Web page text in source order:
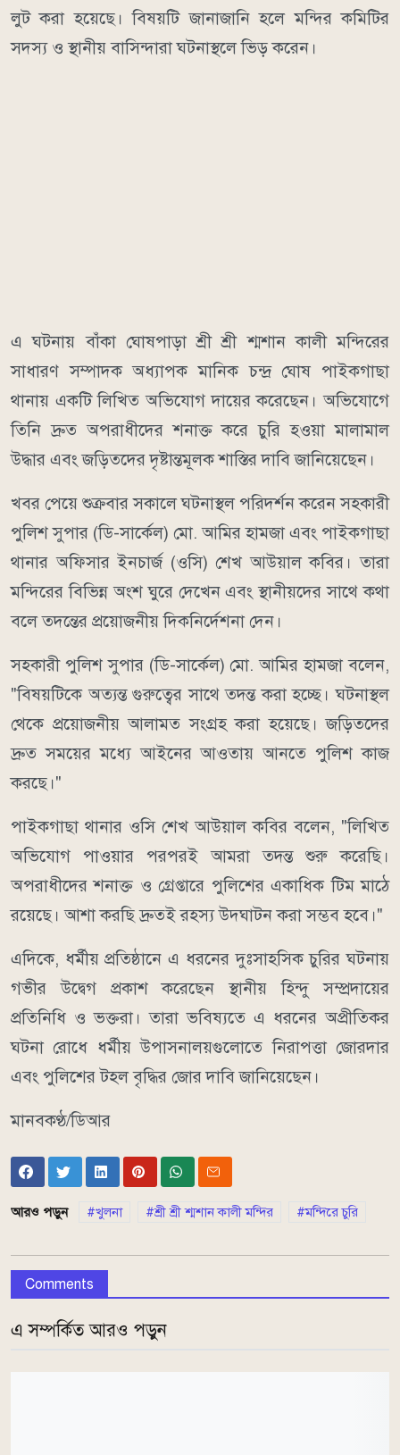
লুট করা হয়েছে। বিষয়টি জানাজানি হলে মন্দির কমিটির
সদস্য ও স্থানীয় বাসিন্দারা ঘটনাস্থলে ভিড় করেন।
এ ঘটনায় বাঁকা ঘোষপাড়া শ্রী শ্রী শ্মশান কালী মন্দিরের
সাধারণ সম্পাদক অধ্যাপক মানিক চন্দ্র ঘোষ পাইকগাছা
থানায় একটি লিখিত অভিযোগ দায়ের করেছেন। অভিযোগে
তিনি দ্রুত অপরাধীদের শনাক্ত করে চুরি হওয়া মালামাল
উদ্ধার এবং জড়িতদের দৃষ্টান্তমূলক শাস্তির দাবি জানিয়েছেন।
খবর পেয়ে শুক্রবার সকালে ঘটনাস্থল পরিদর্শন করেন সহকারী
পুলিশ সুপার (ডি-সার্কেল) মো. আমির হামজা এবং পাইকগাছা
থানার অফিসার ইনচার্জ (ওসি) শেখ আউয়াল কবির। তারা
মন্দিরের বিভিন্ন অংশ ঘুরে দেখেন এবং স্থানীয়দের সাথে কথা
বলে তদন্তের প্রয়োজনীয় দিকনির্দেশনা দেন।
সহকারী পুলিশ সুপার (ডি-সার্কেল) মো. আমির হামজা বলেন,
"বিষয়টিকে অত্যন্ত গুরুত্বের সাথে তদন্ত করা হচ্ছে। ঘটনাস্থল
থেকে প্রয়োজনীয় আলামত সংগ্রহ করা হয়েছে। জড়িতদের
দ্রুত সময়ের মধ্যে আইনের আওতায় আনতে পুলিশ কাজ
করছে।"
পাইকগাছা থানার ওসি শেখ আউয়াল কবির বলেন, "লিখিত
অভিযোগ পাওয়ার পরপরই আমরা তদন্ত শুরু করেছি।
অপরাধীদের শনাক্ত ও গ্রেপ্তারে পুলিশের একাধিক টিম মাঠে
রয়েছে। আশা করছি দ্রুতই রহস্য উদ্ঘাটন করা সম্ভব হবে।"
এদিকে, ধর্মীয় প্রতিষ্ঠানে এ ধরনের দুঃসাহসিক চুরির ঘটনায়
গভীর উদ্বেগ প্রকাশ করেছেন স্থানীয় হিন্দু সম্প্রদায়ের
প্রতিনিধি ও ভক্তরা। তারা ভবিষ্যতে এ ধরনের অপ্রীতিকর
ঘটনা রোধে ধর্মীয় উপাসনালয়গুলোতে নিরাপত্তা জোরদার
এবং পুলিশের টহল বৃদ্ধির জোর দাবি জানিয়েছেন।
মানবকণ্ঠ/ডিআর
আরও পড়ুন খুলনা শ্রী শ্রী শ্মশান কালী মন্দির মন্দিরে চুরি
Comments
এ সম্পর্কিত আরও পড়ুন